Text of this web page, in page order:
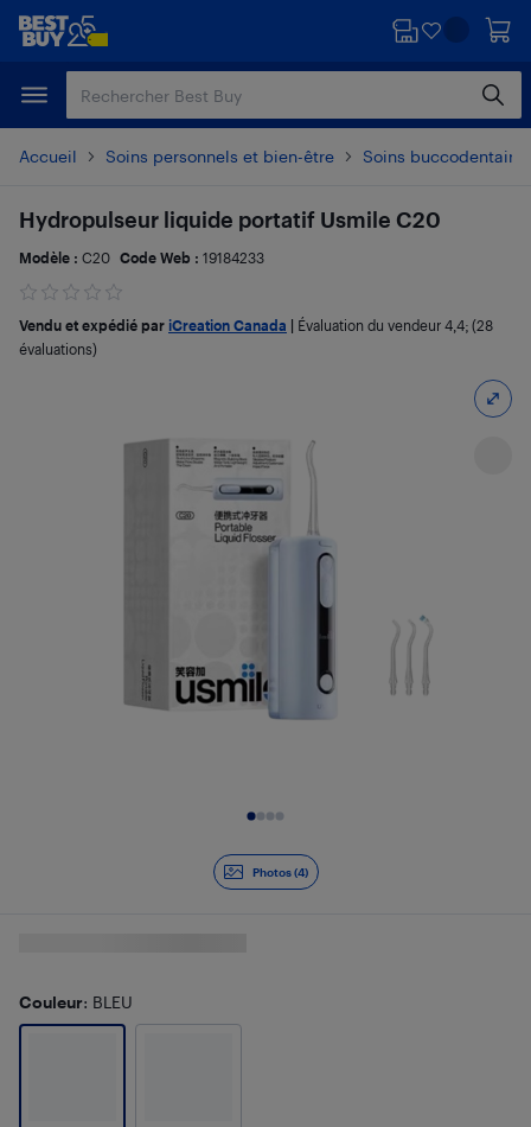
Passer
principal
Passer
Accueil Soins personnels et bien-être Soins buccodentaires
Photos (4)
Hydropulseur liquide portatif Usmile C20
Modèle : C20 Code Web : 19184233
Vendu et expédié par iCreation Canada Évaluation du vendeur 4,4; (28
évaluations)
Couleur: BLEU